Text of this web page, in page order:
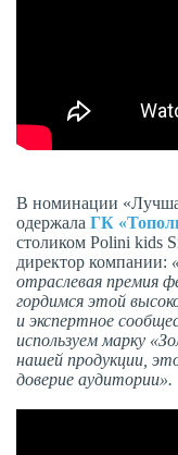
В номинации
одержала ГК
столиком Polini kids
директор компании:
отраслевая премия
гордимся этой
и экспертное
используем марку
нашей продукции,
доверие аудитории».